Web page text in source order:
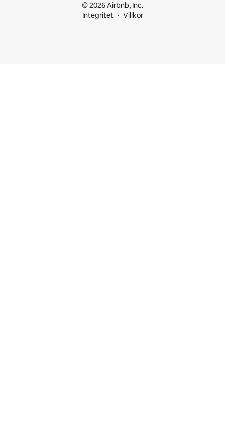
© 2026 Airbnb, Inc.
Integritet
Villkor